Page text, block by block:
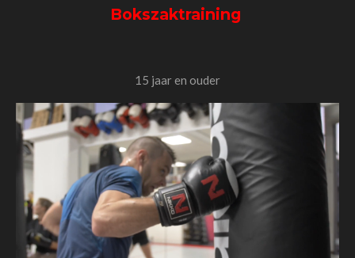
Bokszaktraining
15 jaar en ouder